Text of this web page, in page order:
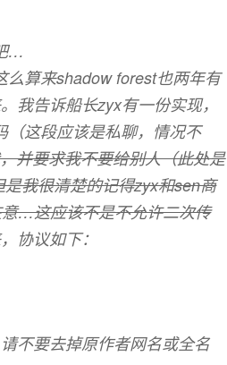
…
么算来shadow forest也两年有
我告诉船长zyx有一份实现，
（这段应该是私聊，情况不
并要求我不要给别人（此处是
我很清楚的记得zyx和sen商
…这应该不是不允许二次传
协议如下：
不要去掉原作者网名或全名